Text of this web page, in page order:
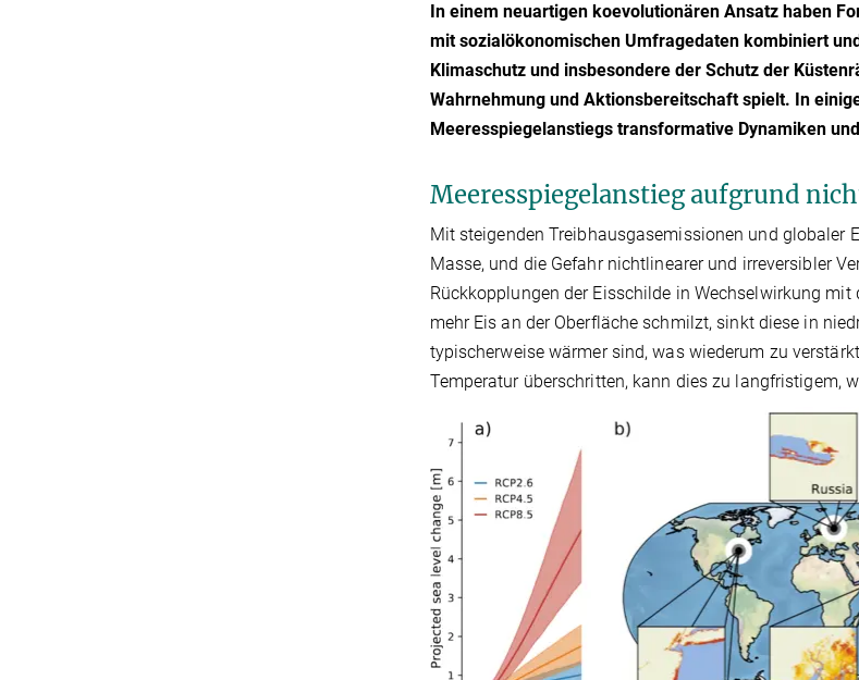
In einem neuartigen koevolutionären Ansatz haben
mit sozialökonomischen Umfragedaten kombiniert
Klimaschutz und insbesondere der Schutz der
Wahrnehmung und Aktionsbereitschaft spielt. In
Meeresspiegelanstiegs transformative Dynamiken
Meeresspiegelanstieg aufgrund
Mit steigenden Treibhausgasemissionen und globaler
Masse, und die Gefahr nichtlinearer und irreversibler
Rückkopplungen der Eisschilde in Wechselwirkung
mehr Eis an der Oberfläche schmilzt, sinkt diese in
typischerweise wärmer sind, was wiederum zu
Temperatur überschritten, kann dies zu langfristigem,